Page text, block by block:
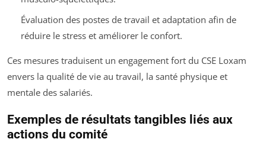
Évaluation des postes de travail et adaptation afin de
réduire le stress et améliorer le confort.
Ces mesures traduisent un engagement fort du CSE Loxam
envers la qualité de vie au travail, la santé physique et
mentale des salariés.
Exemples de résultats tangibles liés aux
actions du comité